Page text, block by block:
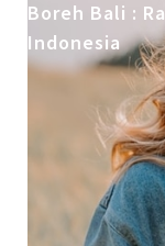
Boreh Bali :
Indonesia